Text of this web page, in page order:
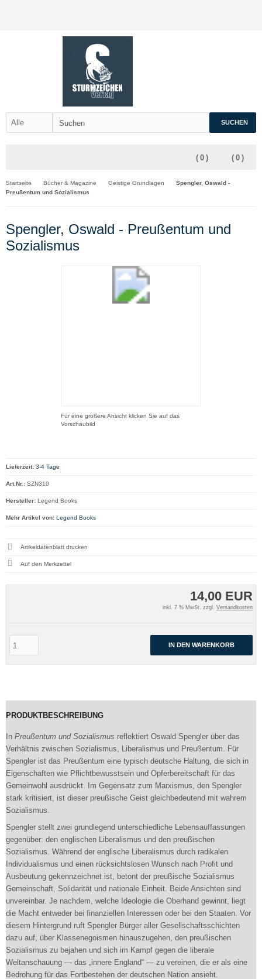
SUCHEN
( 0 )
( 0 )
Startseite Bücher & Magazine Geistige Grundlagen
Spengler, Oswald -
Preußentum und Sozialismus
Spengler, Oswald - Preußentum und
Sozialismus
Für eine größere Ansicht klicken Sie auf das
Vorschaubild
14,00 EUR
inkl. 7 % MwSt. zzgl. Versandkosten
IN DEN WARENKORB
Lieferzeit: 3-4 Tage
Art.Nr.: SZN310
Hersteller: Legend Books
Mehr Artikel von: Legend Books
Artikeldatenblatt drucken
PRODUKTBESCHREIBUNG
In Preußentum und Sozialismus reflektiert Oswald Spengler über das
Verhältnis zwischen Sozialismus, Liberalismus und Preußentum. Für
Spengler ist das Preußentum eine typisch deutsche Haltung, die sich in
Eigenschaften wie Pflichtbewusstsein und Opferbereitschaft für das
Gemeinwohl ausdrückt. Im Gegensatz zum Marxismus, den Spengler
stark kritisiert, ist dieser preußische Geist gleichbedeutend mit wahrem
Sozialismus.
Spengler stellt zwei grundlegend unterschiedliche Lebensauffassungen
gegenüber: den englischen Liberalismus und den preußischen
Sozialismus. Während der englische Liberalismus durch radikalen
Individualismus und einen rücksichtslosen Wunsch nach Profit und
Ausbeutung gekennzeichnet ist, betont der preußische Sozialismus
Gemeinschaft, Solidarität und nationale Einheit. Beide Ansichten sind
unvereinbar. Je nachdem, welche Ideologie die Oberhand gewinnt, liegt
die Macht entweder bei finanziellen Interessen oder bei den Staaten. Vor
diesem Hintergrund ruft Spengler Bürger aller Gesellschaftsschichten
dazu auf, über Klassenegoismen hinauszugehen, den preußischen
Sozialismus zu bejahen und sich im Kampf gegen die liberale
Weltanschauung — das „innere England“ — zu vereinen, die er als eine
Bedrohung für das Fortbestehen der deutschen Nation ansieht.